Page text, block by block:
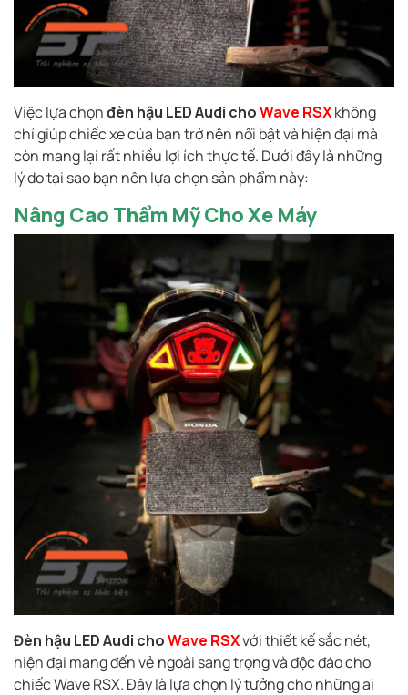
Việc lựa chọnđèn hậu LED Audi choWave RSXkhông
chỉ giúp chiếc xe của bạn trở nên nổi bật và hiện đại mà
còn mang lại rất nhiều lợi ích thực tế. Dưới đây là những
lý do tại sao bạn nên lựa chọn sản phẩm này:
Nâng Cao Thẩm Mỹ Cho Xe Máy
Đèn hậu LED Audi choWave RSXvới thiết kế sắc nét,
hiện đại mang đến vẻ ngoài sang trọng và độc đáo cho
chiếc Wave RSX. Đây là lựa chọn lý tưởng cho những ai